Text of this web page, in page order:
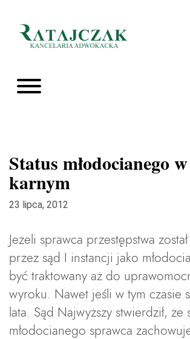
Status młodocianego
karnym
23 lipca, 2012
Jeżeli sprawca przestępstwa
przez sąd I instancji jako
być traktowany aż do
wyroku. Nawet jeśli w tym czasie
lata. Sąd Najwyższy stwierdził, że
młodocianego sprawca